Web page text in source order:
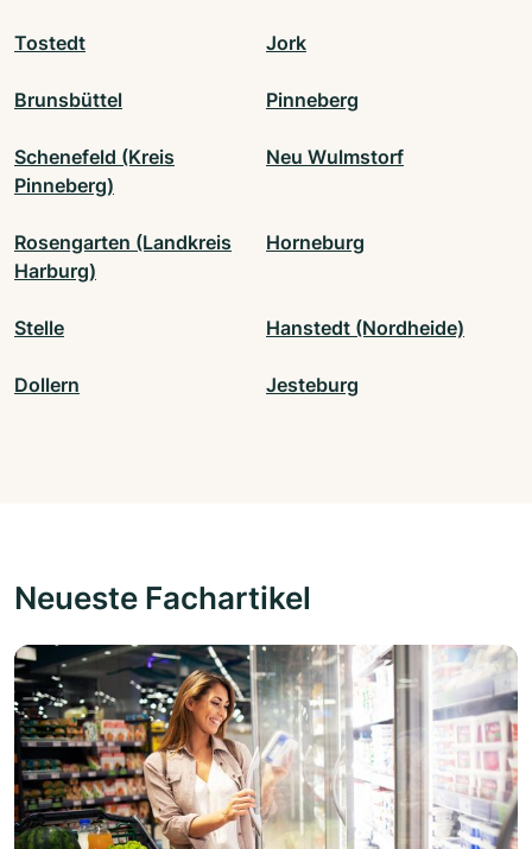
Tostedt Jork
Brunsbüttel Pinneberg
Schenefeld (Kreis
Pinneberg)
Neu Wulmstorf
Rosengarten (Landkreis
Harburg)
Horneburg
Stelle Hanstedt (Nordheide)
Dollern Jesteburg
Neueste Fachartikel